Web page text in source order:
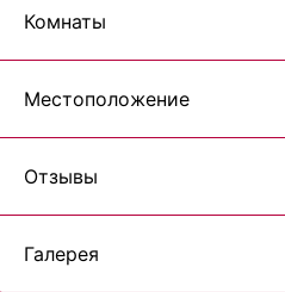
Комнаты
Местоположение
Отзывы
Галерея